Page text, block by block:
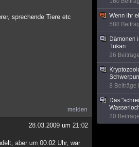
sprechende Tiere etc
melden
28.03.2009 um 21:02
aber um 00.02 Uhr, war
Wenn ihr
588
Dämonen
Tukan
26
8 Beiträge
Das
20